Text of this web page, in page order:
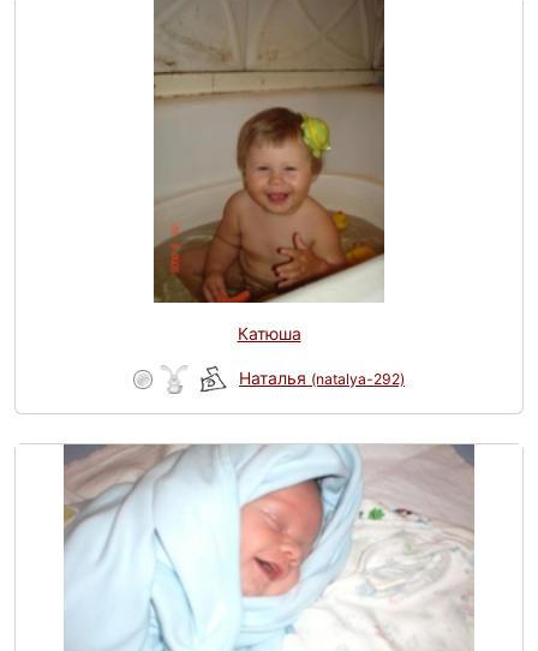
Катюша
Наталья (natalya-292)